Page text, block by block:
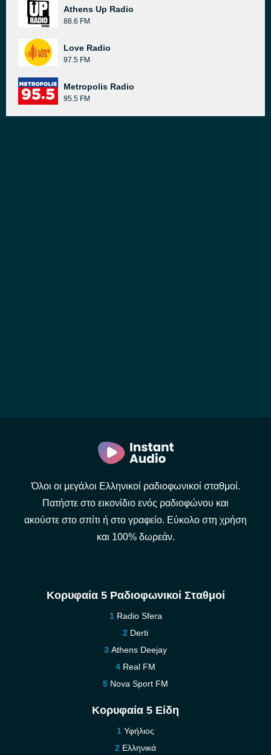
Athens Up Radio
88.6 FM
Love Radio
97.5 FM
Metropolis Radio
95.5 FM
Όλοι οι μεγάλοι Ελληνικοί ραδιοφωνικοί σταθμοί.
Πατήστε στο εικονίδιο ενός ραδιοφώνου και
ακούστε στο σπίτι ή στο γραφείο. Εύκολο στη χρήση
και 100% δωρεάν.
Κορυφαία 5 Ραδιοφωνικοί Σταθμοί
Radio Sfera
Derti
Athens Deejay
Real FM
Nova Sport FM
Κορυφαία 5 Είδη
Υφήλιος
Ελληνικά